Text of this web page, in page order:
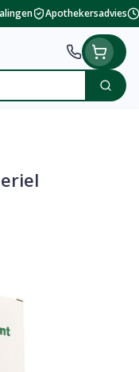
Apothekersadvies
Zoek